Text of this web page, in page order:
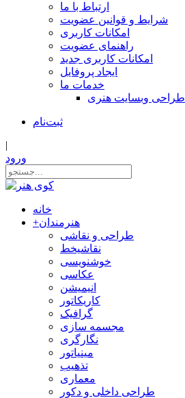
ارتباط با ما
شرایط و قوانین عضویت
امکانات کاربری
راهنمای عضویت
امکانات کاربری جدید
ایجاد پروفایل
خدمات ما
طراحی وبسایت هنری
ثبت‌نام
|
ورود
خانه
+هنرمندان
طراحی و نقاشی
نقاشیخط
خوشنویسی
عکاسی
انیمیشن
کاریکاتور
گرافیک
مجسمه سازی
نگارگری
مینیاتور
تذهیب
معماری
طراحی داخلی و دکور